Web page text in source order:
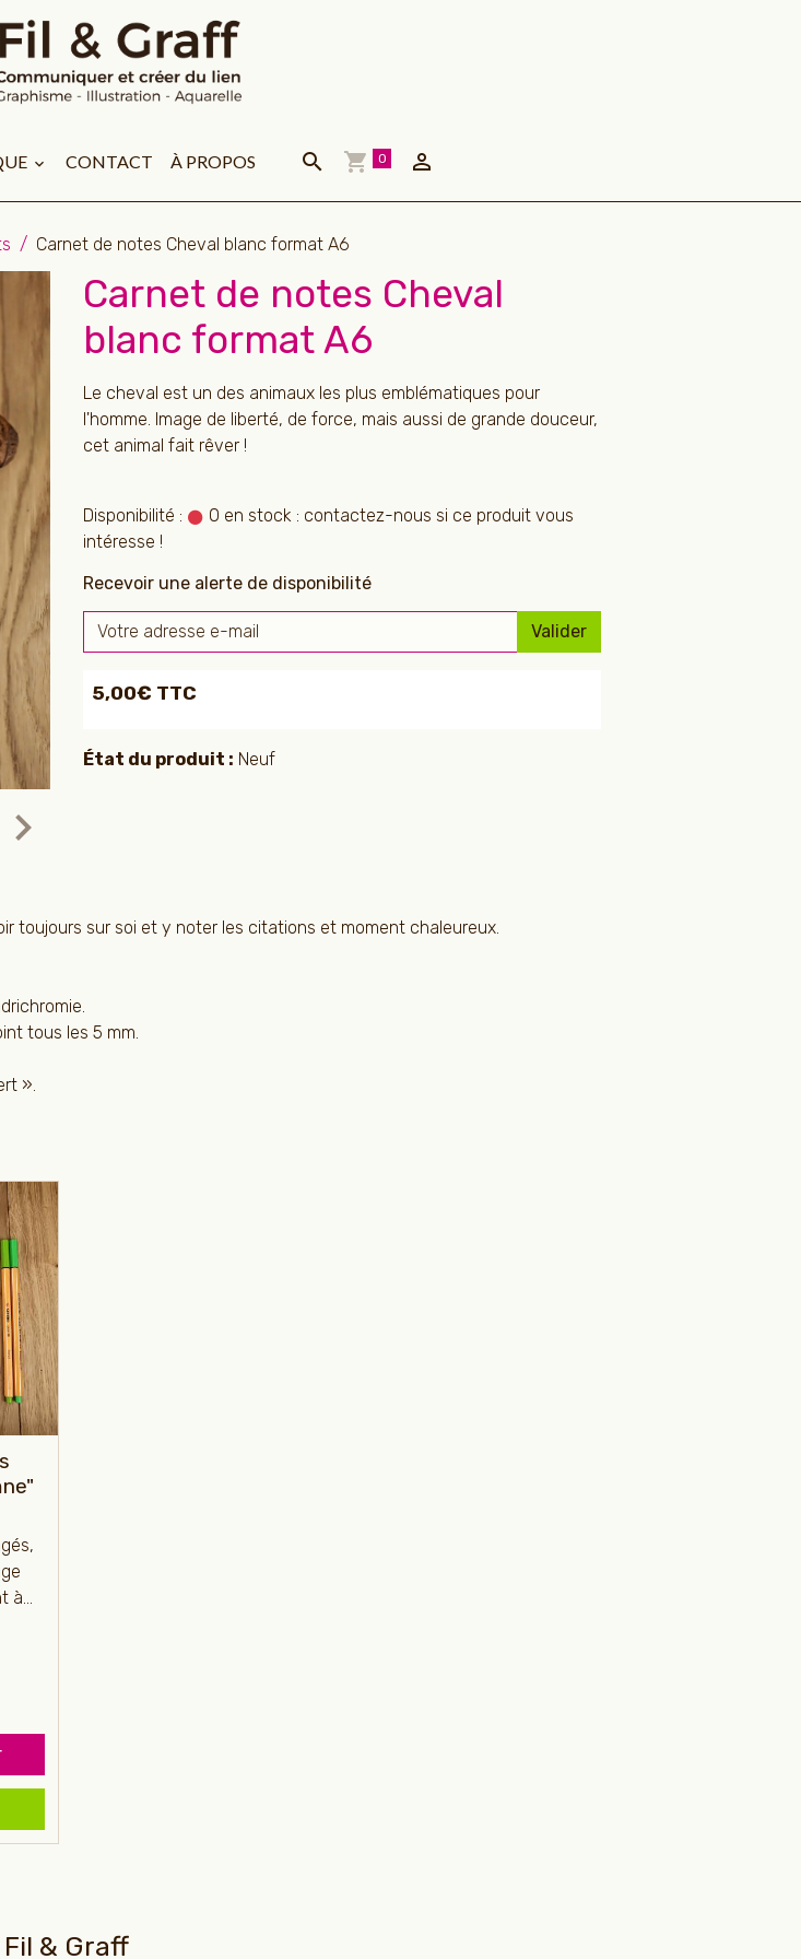
CONTACT À PROPOS 0
Carnet de notes Cheval blanc format A6
Carnet de notes Cheval
blanc format A6
Le cheval est un des animaux les plus emblématiques pour
l'homme. Image de liberté, de force, mais aussi de grande douceur,
cet animal fait rêver !
Disponibilité :
0 en stock : contactez-nous si ce produit vous
intéresse !
Recevoir une alerte de disponibilité
Valider
5,00€ TTC
État du produit : Neuf
toujours sur soi et y noter les citations et moment chaleureux.
tous les 5 mm.
».
Fil & Graff